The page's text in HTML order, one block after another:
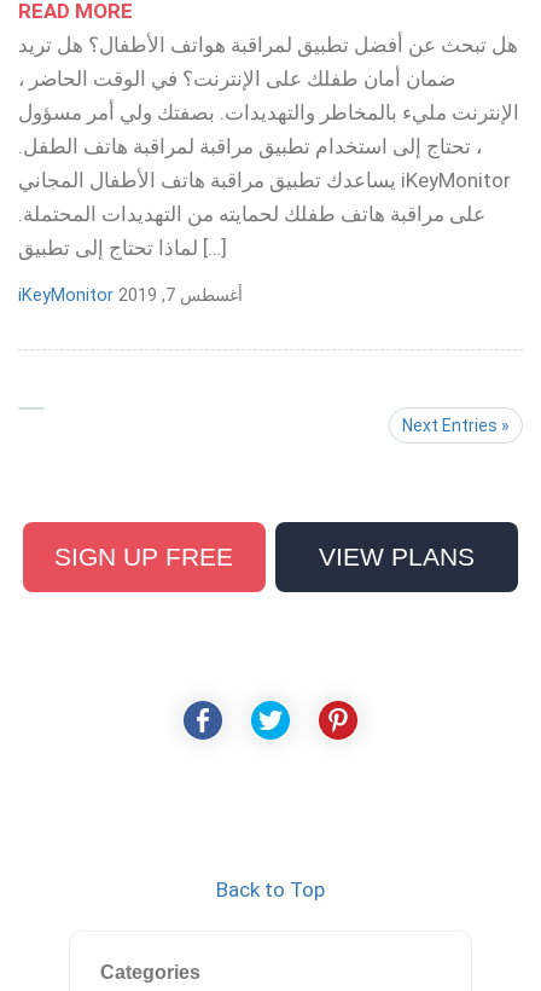
READ MORE
هل تبحث عن أفضل تطبيق لمراقبة هواتف الأطفال؟ هل تريد
ضمان أمان طفلك على الإنترنت؟ في الوقت الحاضر ،
الإنترنت مليء بالمخاطر والتهديدات. بصفتك ولي أمر مسؤول
، تحتاج إلى استخدام تطبيق مراقبة لمراقبة هاتف الطفل.
يساعدك تطبيق مراقبة هاتف الأطفال المجاني iKeyMonitor
على مراقبة هاتف طفلك لحمايته من التهديدات المحتملة.
لماذا تحتاج إلى تطبيق […]
iKeyMonitor أغسطس 7, 2019
Next Entries »
SIGN UP FREE VIEW PLANS
Back to Top
Categories